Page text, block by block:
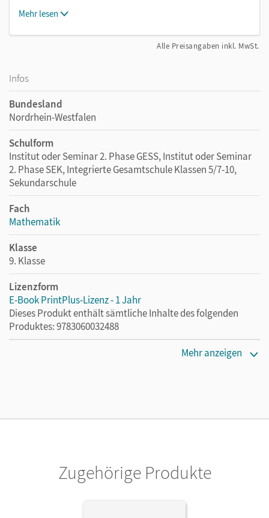
Mehr lesen
Alle Preisangaben inkl. MwSt.
Infos
Bundesland
Nordrhein-Westfalen
Schulform
Institut oder Seminar 2. Phase GESS, Institut oder Seminar
2. Phase SEK, Integrierte Gesamtschule Klassen 5/7-10,
Sekundarschule
Fach
Mathematik
Klasse
9. Klasse
Lizenzform
E-Book PrintPlus-Lizenz - 1 Jahr
Dieses Produkt enthält sämtliche Inhalte des folgenden
Produktes: 9783060032488
ein Jahr lang ergänzend zum Print-Titel nutzen möchten.
Cornelsen Verlag
Mehr anzeigen
Zugehörige Produkte